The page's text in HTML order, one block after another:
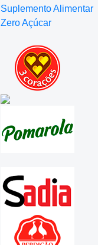
Suplemento Alimentar
Zero Açúcar